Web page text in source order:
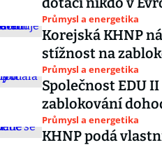
Průmysl a energetika
Korejská KHNP
stížnost na
Průmysl a energetika
Společnost EDU
zablokování
Průmysl a energetika
KHNP podá